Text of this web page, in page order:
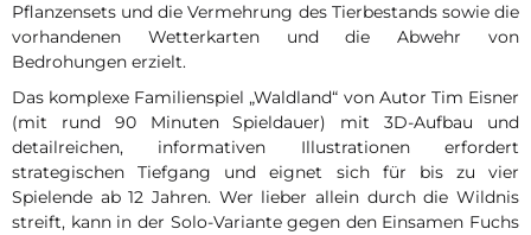
Pflanzensets und die Vermehrung des Tierbestands sowie die
vorhandenen Wetterkarten und die Abwehr von
Bedrohungen erzielt.
Das komplexe Familienspiel „Waldland“ von Autor Tim Eisner
(mit rund 90 Minuten Spieldauer) mit 3D-Aufbau und
detailreichen, informativen Illustrationen erfordert
strategischen Tiefgang und eignet sich für bis zu vier
Spielende ab 12 Jahren. Wer lieber allein durch die Wildnis
streift, kann in der Solo-Variante gegen den Einsamen Fuchs